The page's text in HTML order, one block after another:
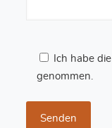
Ich habe die
genommen.